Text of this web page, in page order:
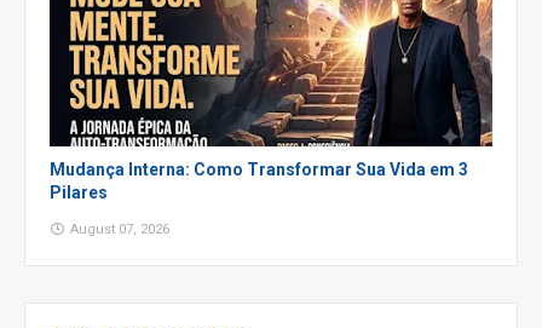
Mudança Interna: Como Transformar Sua Vida em 3
Pilares
August 07, 2026